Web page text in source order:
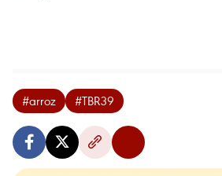
#arroz #TBR39